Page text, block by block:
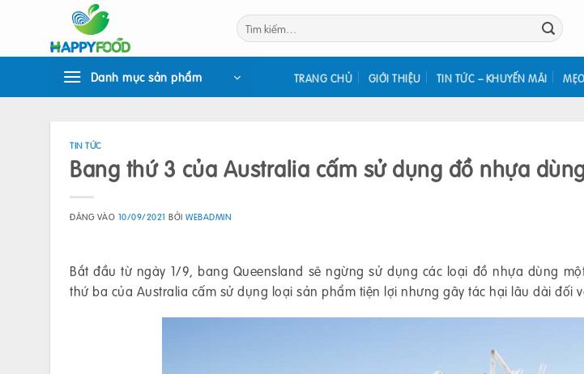
Tìm
kiếm:
Danh mục sản phẩm TRANG CHỦ GIỚI THIỆU TIN TỨC – KHUYẾN MÃI
TIN TỨC
Bang thứ 3 của Australia cấm sử dụng đồ nhựa
ĐĂNG VÀO 10/09/2021 BỞIWEBADMIN
Bắt đầu từ ngày 1/9, bang Queensland sẽ ngừng sử dụng các loại đồ nhựa dùng
thứ ba của Australia cấm sử dụng loại sản phẩm tiện lợi nhưng gây tác hại lâu dài đối